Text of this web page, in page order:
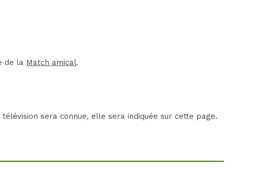
de la Match amical.
sera connue, elle sera indiquée sur cette page.